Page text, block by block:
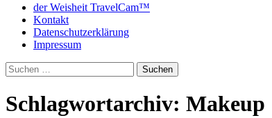
der Weisheit TravelCam™
Kontakt
Datenschutzerklärung
Impressum
Suchen
nach:
Schlagwortarchiv: Makeup